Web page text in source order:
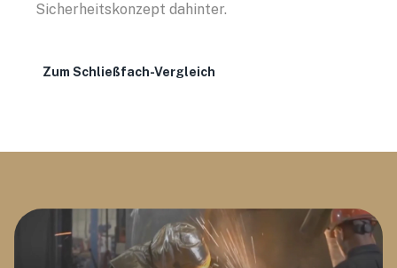
Sicherheitskonzept dahinter.
Zum Schließfach-Vergleich